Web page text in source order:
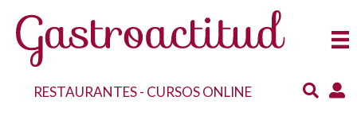
RESTAURANTES- CURSOS ONLINE